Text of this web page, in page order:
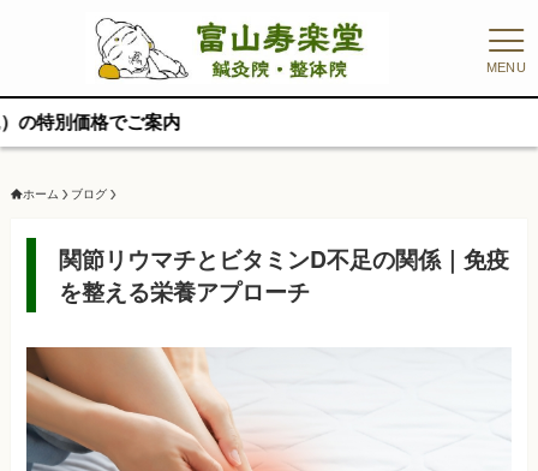
MENU
ホーム ブログ
関節リウマチとビタミンD不足の関係｜免疫
を整える栄養アプローチ